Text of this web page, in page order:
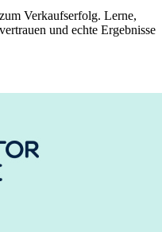
Verkaufserfolg. Lerne,
und echte Ergebnisse